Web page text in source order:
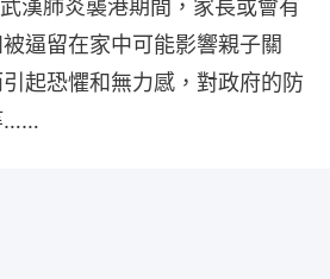
漢肺炎襲港期間，家長或會有
逼留在家中可能影響親子關
起恐懼和無力感，對政府的防
……